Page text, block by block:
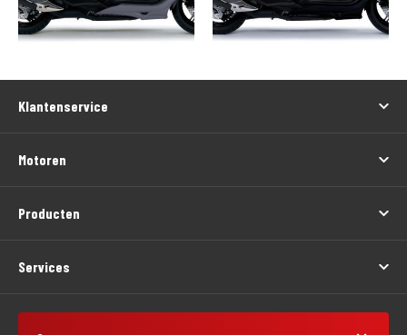
Klantenservice
Motoren
Producten
Services